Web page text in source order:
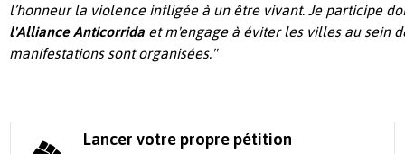
l’honneur la violence infligée à un être vivant. Je participe
l'Alliance Anticorrida et m'engage à éviter les villes au sein
manifestations sont organisées."
Lancer votre propre pétition